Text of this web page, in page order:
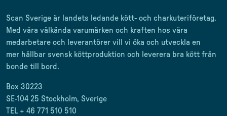
Scan Sverige är landets ledande kött- och charkuteriföretag.
Med våra välkända varumärken och kraften hos våra
medarbetare och leverantörer vill vi öka och utveckla en
mer hållbar svensk köttproduktion och leverera bra kött från
bonde till
bord.
Box 30223
SE-104 25 Stockholm, Sverige
TEL + 46 771 510 510